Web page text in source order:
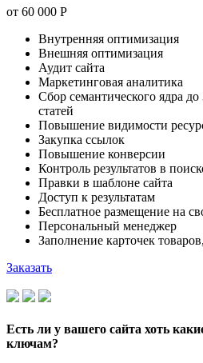
от 60 000 Р
Внутренняя оптимизация
Внешняя оптимизация
Аудит сайта
Маркетинговая аналитика
Сбор семантического ядра
статей
Повышение видимости
Закупка ссылок
Повышение конверсии
Контроль результатов в
Правки в шаблоне сайта
Доступ к результатам
Бесплатное размещение на
Персональный менеджер
Заполнение карточек
Заказать
Есть ли у вашего сайта хоть
ключам?